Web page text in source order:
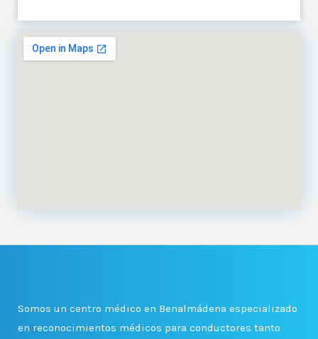
Somos un centro médico en Benalmádena especializado
en reconocimientos médicos para conductores tanto